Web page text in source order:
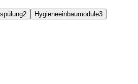
2 Hygieneeinbaumodule3